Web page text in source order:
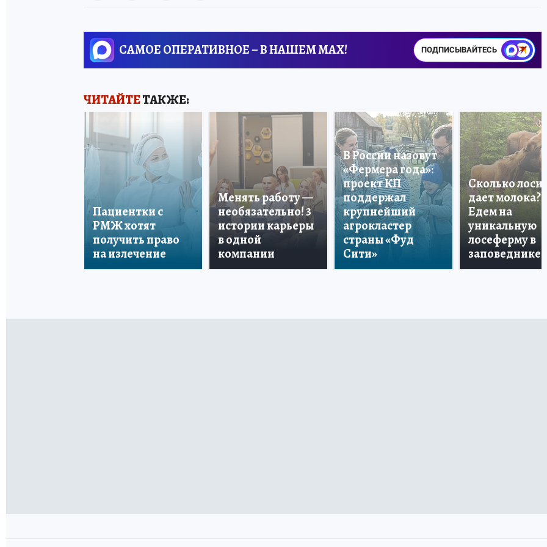
САМОЕ ОПЕРАТИВНОЕ – В НАШЕМ MAX! ПОДПИСЫВАЙТЕСЬ
ЧИТАЙТЕТАКЖЕ:
Пациентки с
РМЖ хотят
получить право
на излечение
Менять работу —
необязательно! 3
истории карьеры
в одной
компании
В России назовут
«Фермера года»:
проект КП
поддержал
крупнейший
агрокластер
страны «Фуд
Сити»
Сколько лосиха
дает молока?
Едем на
уникальную
лосеферму в
заповеднике!